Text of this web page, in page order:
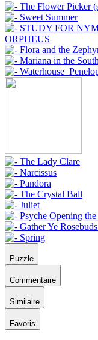
Puzzle
Commentaire
Similaire
Favoris